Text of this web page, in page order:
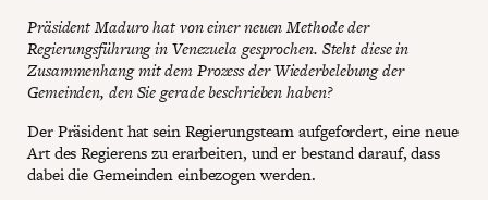
Präsident Maduro hat von einer neuen Methode der
Regierungsführung in Venezuela gesprochen. Steht diese in
Zusammenhang mit dem Prozess der Wiederbelebung der
Gemeinden, den Sie gerade beschrieben haben?
Der Präsident hat sein Regierungsteam aufgefordert, eine neue
Art des Regierens zu erarbeiten, und er bestand darauf, dass
dabei die Gemeinden einbezogen werden.